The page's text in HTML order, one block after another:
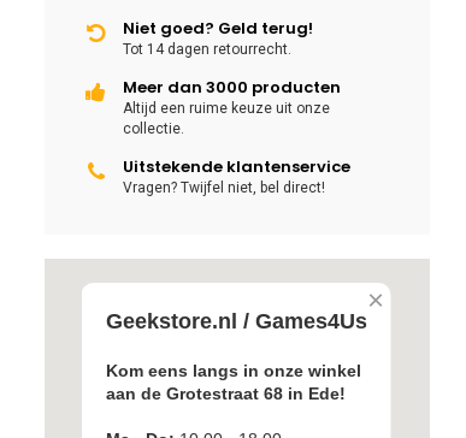
Niet goed? Geld terug!
Tot 14 dagen retourrecht.
Meer dan 3000 producten
Altijd een ruime keuze uit onze
collectie.
Uitstekende klantenservice
Vragen? Twijfel niet, bel direct!